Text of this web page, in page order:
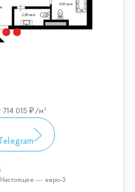
714 015 /м²
— евро-3